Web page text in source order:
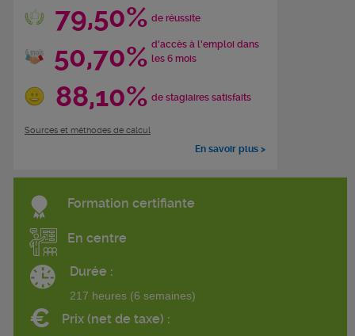
79,50% de réussite
50,70% d'accès à l'emploi dans
les 6 mois
88,10% de stagiaires satisfaits
Sources et méthodes de calcul
En savoir plus >
Formation certifiante
En centre
Durée :
217 heures (6 semaines)
€ Prix (net de taxe) :